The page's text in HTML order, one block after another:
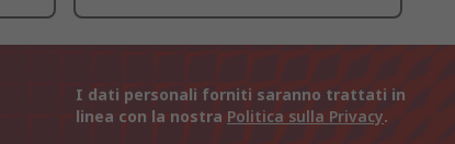
I dati personali forniti saranno trattati in
linea con la nostra Politica sulla Privacy.